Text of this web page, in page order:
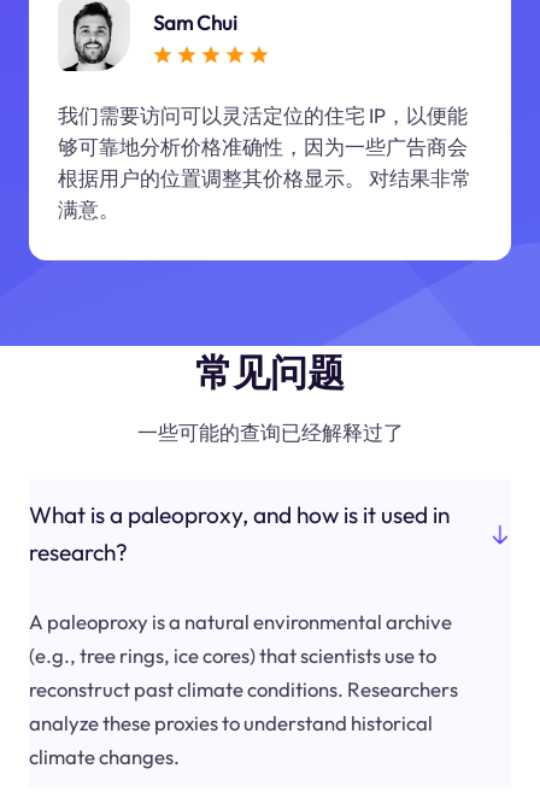
Sam Chui
我们需要访问可以灵活定位的住宅 IP，以便能
够可靠地分析价格准确性，因为一些广告商会
根据用户的位置调整其价格显示。 对结果非常
满意。
常见问题
一些可能的查询已经解释过了
What is a paleoproxy, and how is it used in
research?
A paleoproxy is a natural environmental archive
(e.g., tree rings, ice cores) that scientists use to
reconstruct past climate conditions. Researchers
analyze these proxies to understand historical
climate changes.